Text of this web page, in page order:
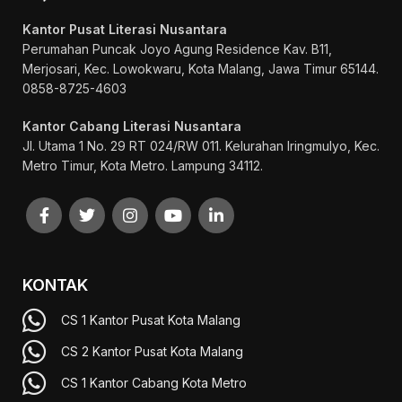
Kantor Pusat Literasi Nusantara
Perumahan Puncak Joyo Agung Residence Kav. B11,
Merjosari, Kec. Lowokwaru, Kota Malang, Jawa Timur 65144.
0858-8725-4603
Kantor Cabang Literasi Nusantara
Jl. Utama 1 No. 29 RT 024/RW 011. Kelurahan Iringmulyo, Kec.
Metro Timur, Kota Metro. Lampung 34112.
KONTAK
CS 1 Kantor Pusat Kota Malang
CS 2 Kantor Pusat Kota Malang
CS 1 Kantor Cabang Kota Metro